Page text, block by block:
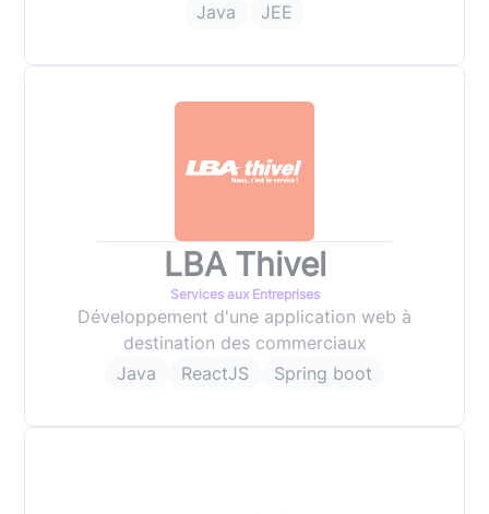
Java
JEE
LBA Thivel
Services aux Entreprises
Développement d'une application web à
destination des commerciaux
Java
ReactJS Spring boot